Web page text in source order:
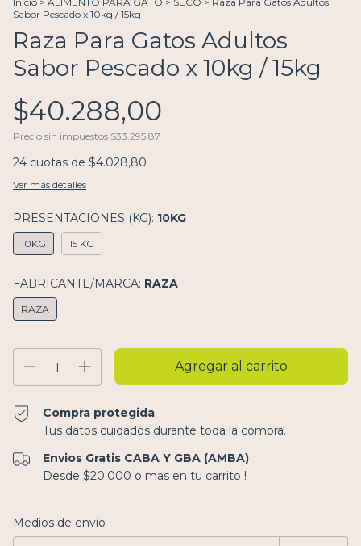
Sabor Pescado x 10kg / 15kg
Raza Para Gatos Adultos
Sabor Pescado x 10kg / 15kg
$40.288,00
Precio sin impuestos $33.295,87
24 cuotas de $4.028,80
Ver más detalles
PRESENTACIONES (KG): 10KG
10KG 15 KG
FABRICANTE/MARCA: RAZA
RAZA
Compra protegida
Tus datos cuidados durante toda la compra.
Envios Gratis CABA Y GBA (AMBA)
Desde $20.000 o mas en tu carrito !
Entregas para el CP:
Medios de envío